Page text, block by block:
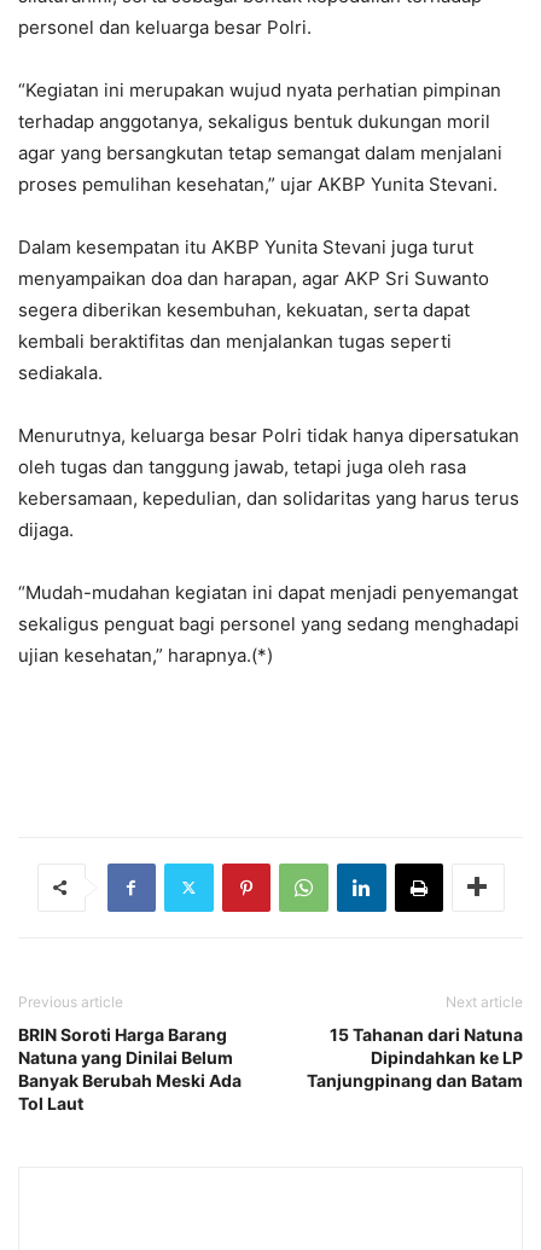
personel dan keluarga besar Polri.
“Kegiatan ini merupakan wujud nyata perhatian pimpinan
terhadap anggotanya, sekaligus bentuk dukungan moril
agar yang bersangkutan tetap semangat dalam menjalani
proses pemulihan kesehatan,” ujar AKBP Yunita Stevani.
Dalam kesempatan itu AKBP Yunita Stevani juga turut
menyampaikan doa dan harapan, agar AKP Sri Suwanto
segera diberikan kesembuhan, kekuatan, serta dapat
kembali beraktifitas dan menjalankan tugas seperti
sediakala.
Menurutnya, keluarga besar Polri tidak hanya dipersatukan
oleh tugas dan tanggung jawab, tetapi juga oleh rasa
kebersamaan, kepedulian, dan solidaritas yang harus terus
dijaga.
“Mudah-mudahan kegiatan ini dapat menjadi penyemangat
sekaligus penguat bagi personel yang sedang menghadapi
ujian kesehatan,” harapnya.(*)
Previous article
BRIN Soroti Harga Barang
Natuna yang Dinilai Belum
Banyak Berubah Meski Ada
Tol Laut
Next article
15 Tahanan dari Natuna
Dipindahkan ke LP
Tanjungpinang dan Batam